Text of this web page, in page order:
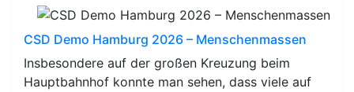
CSD Demo Hamburg 2026 – Menschenmassen
Insbesondere auf der großen Kreuzung beim
Hauptbahnhof konnte man sehen, dass viele auf